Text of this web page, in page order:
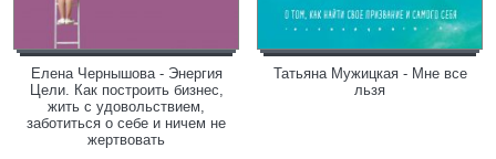
Елена Чернышова - Энергия
Цели. Как построить бизнес,
жить с удовольствием,
заботиться о себе и ничем не
жертвовать
Татьяна Мужицкая - Мне все
льзя